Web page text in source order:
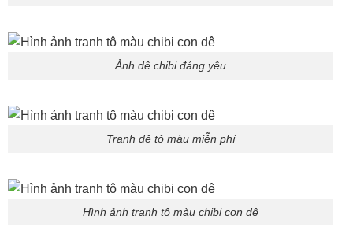
Ảnh dê chibi đáng yêu
Tranh dê tô màu miễn phí
Hình ảnh tranh tô màu chibi con dê